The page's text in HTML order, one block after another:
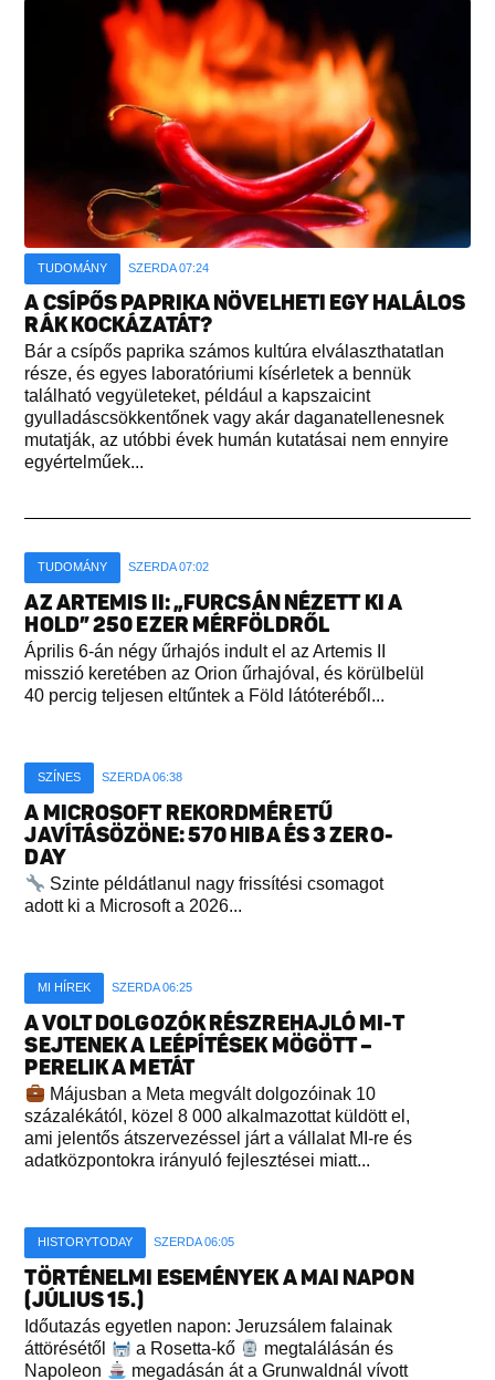
TUDOMÁNY SZERDA 07:24
A CSÍPŐS PAPRIKA NÖVELHETI EGY HALÁLOS
RÁK KOCKÁZATÁT?
Bár a csípős paprika számos kultúra elválaszthatatlan
része, és egyes laboratóriumi kísérletek a bennük
található vegyületeket, például a kapszaicint
gyulladáscsökkentőnek vagy akár daganatellenesnek
mutatják, az utóbbi évek humán kutatásai nem ennyire
egyértelműek...
TUDOMÁNY SZERDA 07:02
AZ ARTEMIS II: „FURCSÁN NÉZETT KI A
HOLD” 250 EZER MÉRFÖLDRŐL
Április 6-án négy űrhajós indult el az Artemis II
misszió keretében az Orion űrhajóval, és körülbelül
40 percig teljesen eltűntek a Föld látóteréből...
SZÍNES SZERDA 06:38
A MICROSOFT REKORDMÉRETŰ
JAVÍTÁSÖZÖNE: 570 HIBA ÉS 3 ZERO-
DAY
Szinte példátlanul nagy frissítési csomagot
adott ki a Microsoft a 2026...
MI HÍREK SZERDA 06:25
A VOLT DOLGOZÓK RÉSZREHAJLÓ MI-T
SEJTENEK A LEÉPÍTÉSEK MÖGÖTT –
PERELIK A METÁT
Májusban a Meta megvált dolgozóinak 10
százalékától, közel 8 000 alkalmazottat küldött el,
ami jelentős átszervezéssel járt a vállalat MI-re és
adatközpontokra irányuló fejlesztései miatt...
HISTORYTODAY SZERDA 06:05
TÖRTÉNELMI ESEMÉNYEK A MAI NAPON
(JÚLIUS 15.)
Időutazás egyetlen napon: Jeruzsálem falainak
áttörésétől
a Rosetta-kő
megtalálásán és
Napoleon
megadásán át a Grunwaldnál vívott